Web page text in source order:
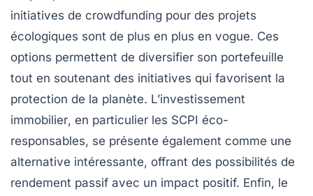
initiatives de crowdfunding pour des projets
écologiques sont de plus en plus en vogue. Ces
options permettent de diversifier son portefeuille
tout en soutenant des initiatives qui favorisent la
protection de la planète. L’investissement
immobilier, en particulier les SCPI éco-
responsables, se présente également comme une
alternative intéressante, offrant des possibilités de
rendement passif avec un impact positif. Enfin, le